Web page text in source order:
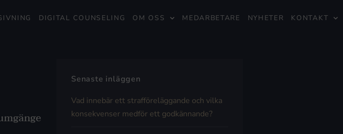
DIGITAL COUNSELING OM OSS MEDARBETARE NYHETER KONTAKT
Senaste inläggen
Vad innebär ett strafföreläggande och vilka
konsekvenser medför ett godkännande?